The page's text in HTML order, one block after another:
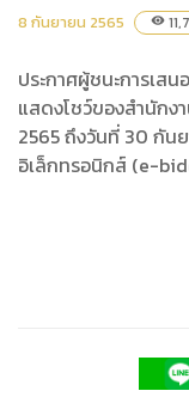
8 กันยายน 2565 visibility
ประกาศผู้ชนะการเส
แสดงโชว์ของสำนักง
2565 ถึงวันที่ 30 กัน
อิเล็กทรอนิกส์ (e-